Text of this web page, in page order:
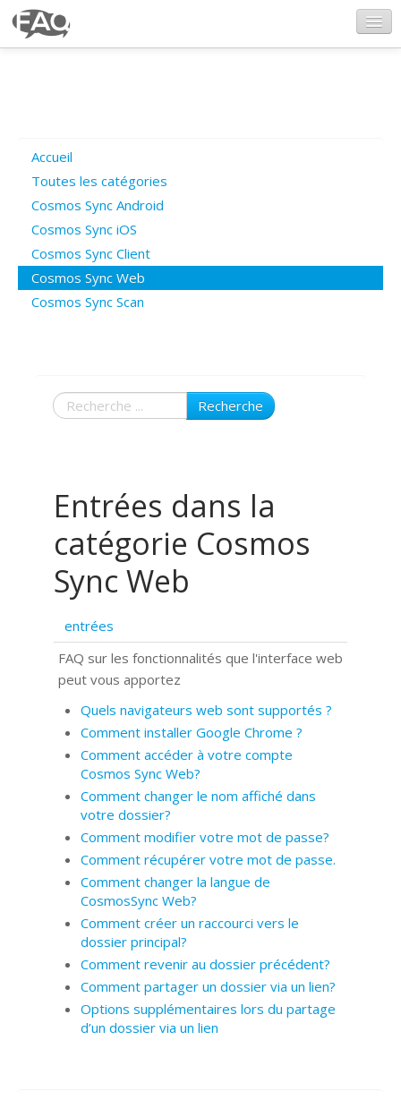
Poser une question
Questions ouvertes
Connexion
Accueil
Toutes les catégories
Cosmos Sync Android
Cosmos Sync iOS
Cosmos Sync Client
Cosmos Sync Web
Cosmos Sync Scan
Recherche
Entrées dans la
catégorie Cosmos
Sync Web
entrées
FAQ sur les fonctionnalités que l'interface web
peut vous apportez
Quels navigateurs web sont supportés ?
Comment installer Google Chrome ?
Comment accéder à votre compte
Cosmos Sync Web?
Comment changer le nom affiché dans
votre dossier?
Comment modifier votre mot de passe?
Comment récupérer votre mot de passe.
Comment changer la langue de
CosmosSync Web?
Comment créer un raccourci vers le
dossier principal?
Comment revenir au dossier précédent?
Comment partager un dossier via un lien?
Options supplémentaires lors du partage
d’un dossier via un lien